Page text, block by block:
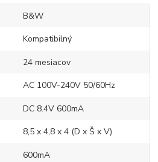
B&W
Kompatibilný
24 mesiacov
AC 100V-240V 50/60Hz
DC 8.4V 600mA
8,5 x 4,8 x 4 (D x Š x V)
600mA